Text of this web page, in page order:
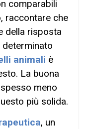
comparabili
raccontare che
della risposta
determinato
animali è
La buona
meno
più solida.
, un